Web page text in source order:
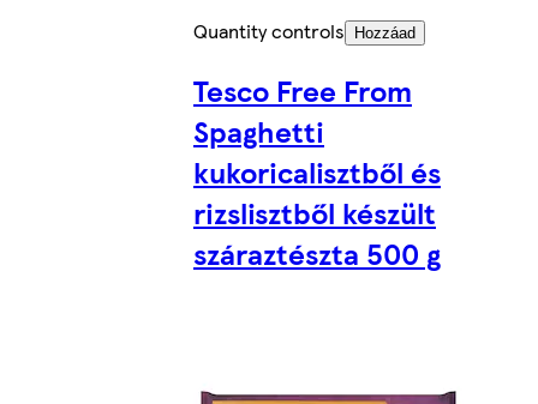
Quantity controls
Hozzáad
Tesco Free From
Spaghetti
kukoricalisztből és
rizslisztből készült
száraztészta 500 g